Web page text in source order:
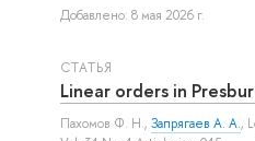
Добавлено: 8 мая 2026 г.
СТАТЬЯ
Linear orders in
Пахомов Ф. Н., Запрягаев А. А.,